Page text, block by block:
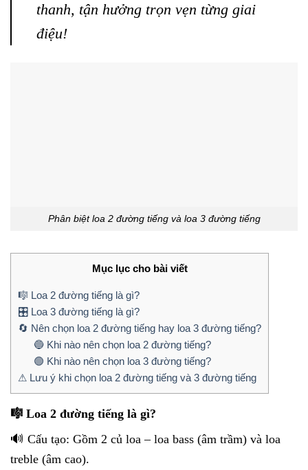
thanh, tận hưởng trọn vẹn từng giai
điệu!
Phân biệt loa 2 đường tiếng và loa 3 đường tiếng
Mục lục cho bài viết
🎼 Loa 2 đường tiếng là gì?
🎛 Loa 3 đường tiếng là gì?
🔄 Nên chọn loa 2 đường tiếng hay loa 3 đường tiếng?
🔵 Khi nào nên chọn loa 2 đường tiếng?
🟢 Khi nào nên chọn loa 3 đường tiếng?
⚠ Lưu ý khi chọn loa 2 đường tiếng và 3 đường tiếng
🎼 Loa 2 đường tiếng là gì?
🔊 Cấu tạo: Gồm 2 củ loa – loa bass (âm trầm) và loa
treble (âm cao).